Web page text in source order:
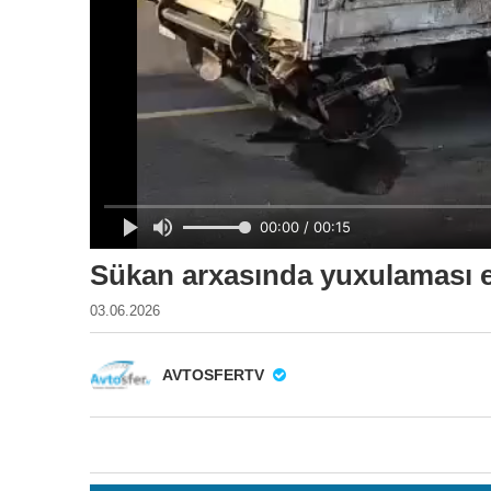
Sükan arxasında
03.06.2026
AVTOSFERTV